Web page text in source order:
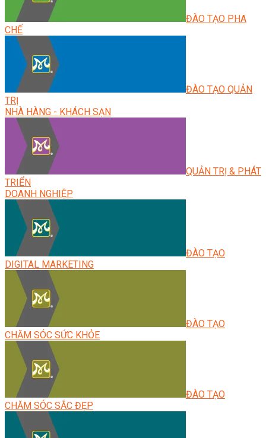
ĐÀO TẠO PHA
CHẾ
ĐÀO TẠO QUẢN
TRỊ
NHÀ HÀNG - KHÁCH SẠN
QUẢN TRỊ & PHÁT
TRIỂN
DOANH NGHIỆP
ĐÀO TẠO
DIGITAL MARKETING
ĐÀO TẠO
CHĂM SÓC SỨC KHỎE
ĐÀO TẠO
CHĂM SÓC SẮC ĐẸP